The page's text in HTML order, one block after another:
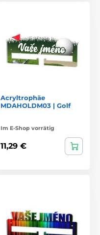
Acryltrophäe
MDAHOLDM03 | Golf
Im E-Shop vorrätig
11,29 €